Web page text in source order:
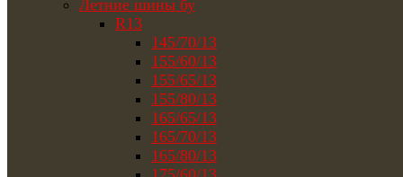
Летние шины бу
R13
145/70/13
155/60/13
155/65/13
155/80/13
165/65/13
165/70/13
165/80/13